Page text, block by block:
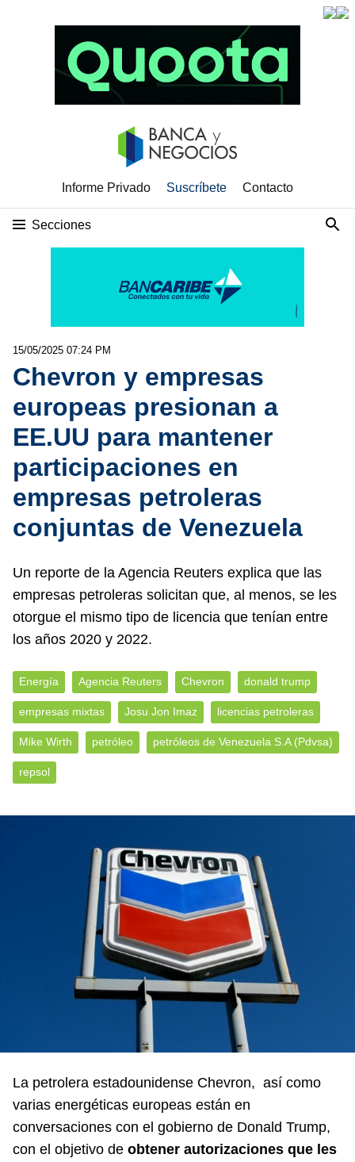
Informe Privado Suscríbete Contacto
Secciones
15/05/2025 07:24 PM
Chevron y empresas
europeas presionan a
EE.UU para mantener
participaciones en
empresas petroleras
conjuntas de Venezuela
Un reporte de la Agencia Reuters explica que las
empresas petroleras solicitan que, al menos, se les
otorgue el mismo tipo de licencia que tenían entre
los años 2020 y 2022.
Energía Agencia Reuters Chevron donald trump
empresas mixtas Josu Jon Imaz licencias petroleras
Mike Wirth petróleo petróleos de Venezuela S.A (Pdvsa)
repsol
La petrolera estadounidense Chevron, así como
varias energéticas europeas están en
conversaciones con el gobierno de Donald Trump,
con el objetivo de obtener autorizaciones que les